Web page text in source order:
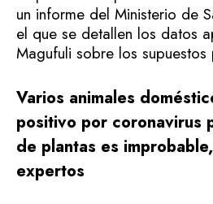
un informe del Ministerio de
el que se detallen los datos
Magufuli sobre los supuestos
Varios animales
positivo por coronavirus
de plantas es
expertos